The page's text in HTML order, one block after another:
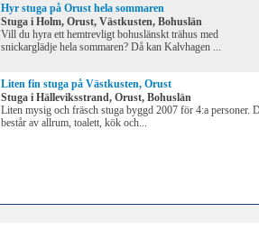
Hyr stuga på Orust hela sommaren
Stuga i Holm, Orust, Västkusten, Bohuslän
Vill du hyra ett hemtrevligt bohuslänskt trähus med
snickarglädje hela sommaren? Då kan Kalvhagen ...
Liten fin stuga på Västkusten, Orust
Stuga i Hälleviksstrand, Orust, Bohuslän
Liten mysig och fräsch stuga byggd 2007 för 4:a personer.
består av allrum, toalett, kök och...